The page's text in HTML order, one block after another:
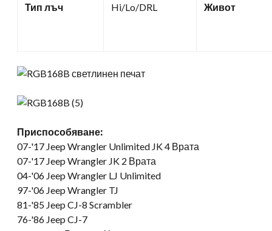
Тип лъч Hi/Lo/DRL Живот
Приспособяване:
07-'17 Jeep Wrangler Unlimited JK4 Врата
07-'17 Jeep Wrangler JK 2 Врата
04-'06 Jeep Wrangler LJ Unlimited
97-'06 Jeep Wrangler TJ
81-'85 Jeep CJ-8 Scrambler
76-'86 Jeep CJ-7